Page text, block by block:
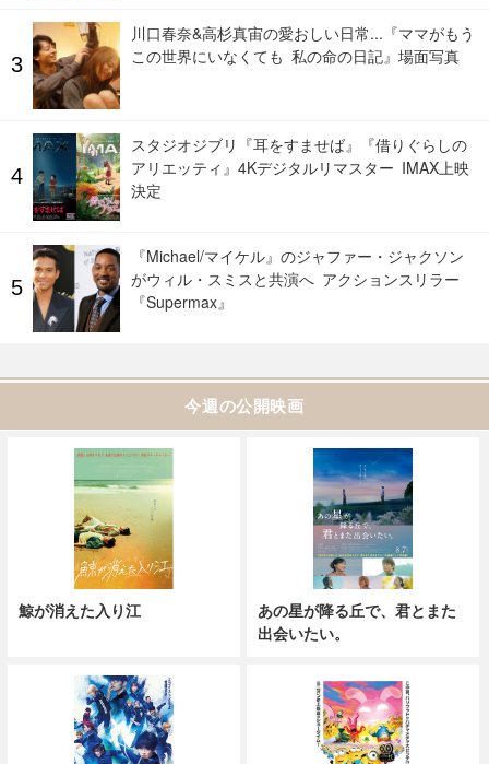
川口春奈&高杉真宙の愛おしい日常...『ママがもう
この世界にいなくても 私の命の日記』場面写真
スタジオジブリ『耳をすませば』『借りぐらしの
アリエッティ』4Kデジタルリマスター IMAX上映
決定
『Michael/マイケル』のジャファー・ジャクソン
がウィル・スミスと共演へ アクションスリラー
『Supermax』
今週の公開映画
鯨が消えた入り江
あの星が降る丘で、君とまた
出会いたい。